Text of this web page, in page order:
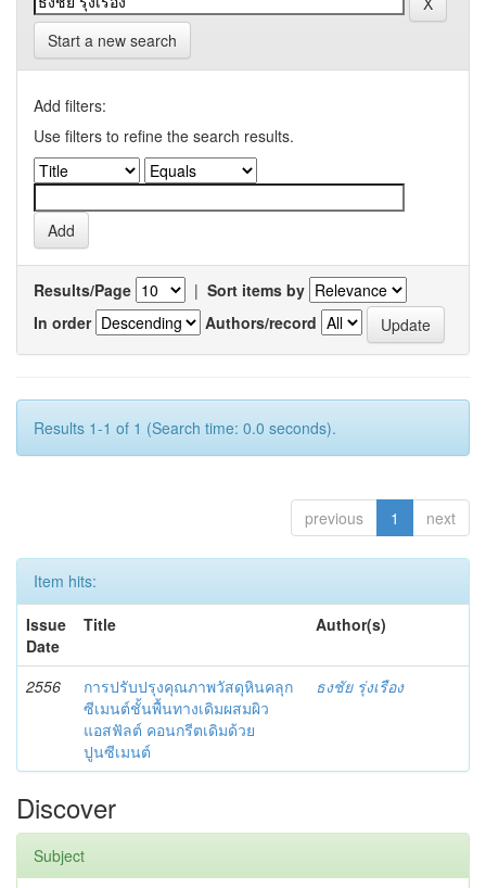
Start a new search
Add filters:
Use filters to refine the search results.
Results/Page | Sort items by
In order
Authors/record
Results 1-1 of 1 (Search time: 0.0 seconds).
previous 1 next
Item hits:
Issue
Date
Title Author(s)
2556
การปรับปรุงคุณภาพวัสดุหินคลุก
ซีเมนต์ชั้นพื้นทางเดิมผสมผิว
แอสฟัลต์ คอนกรีตเดิมด้วย
ปูนซีเมนต์
ธงชัย รุ่งเรือง
Discover
Subject